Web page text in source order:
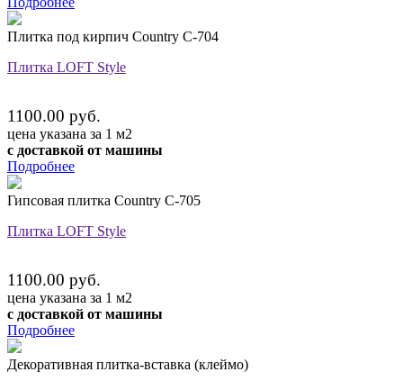
Плитка под кирпич Country C-704
Плитка LOFT Style
1100.00 руб.
цена указана за 1 м2
с доставкой от машины
Подробнее
Гипсовая плитка Country C-705
Плитка LOFT Style
1100.00 руб.
цена указана за 1 м2
с доставкой от машины
Подробнее
Декоративная плитка-вставка (клеймо)